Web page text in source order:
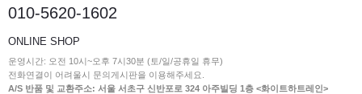
010-5620-1602
ONLINE SHOP
운영시간: 오전 10시~오후 7시30분 (토/일/공휴일 휴무)
전화연결이 어려울시 문의게시판을 이용해주세요.
A/S 반품 및 교환주소: 서울 서초구 신반포로 324 아주빌딩 1층 <화이트하트레인>